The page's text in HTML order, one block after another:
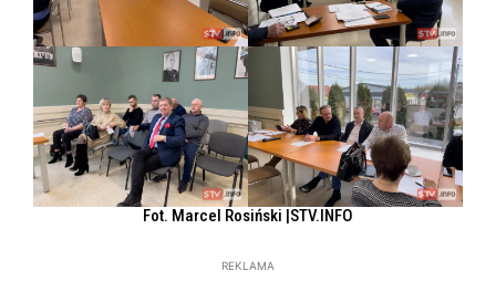
Fot. Marcel Rosiński |STV.INFO
REKLAMA